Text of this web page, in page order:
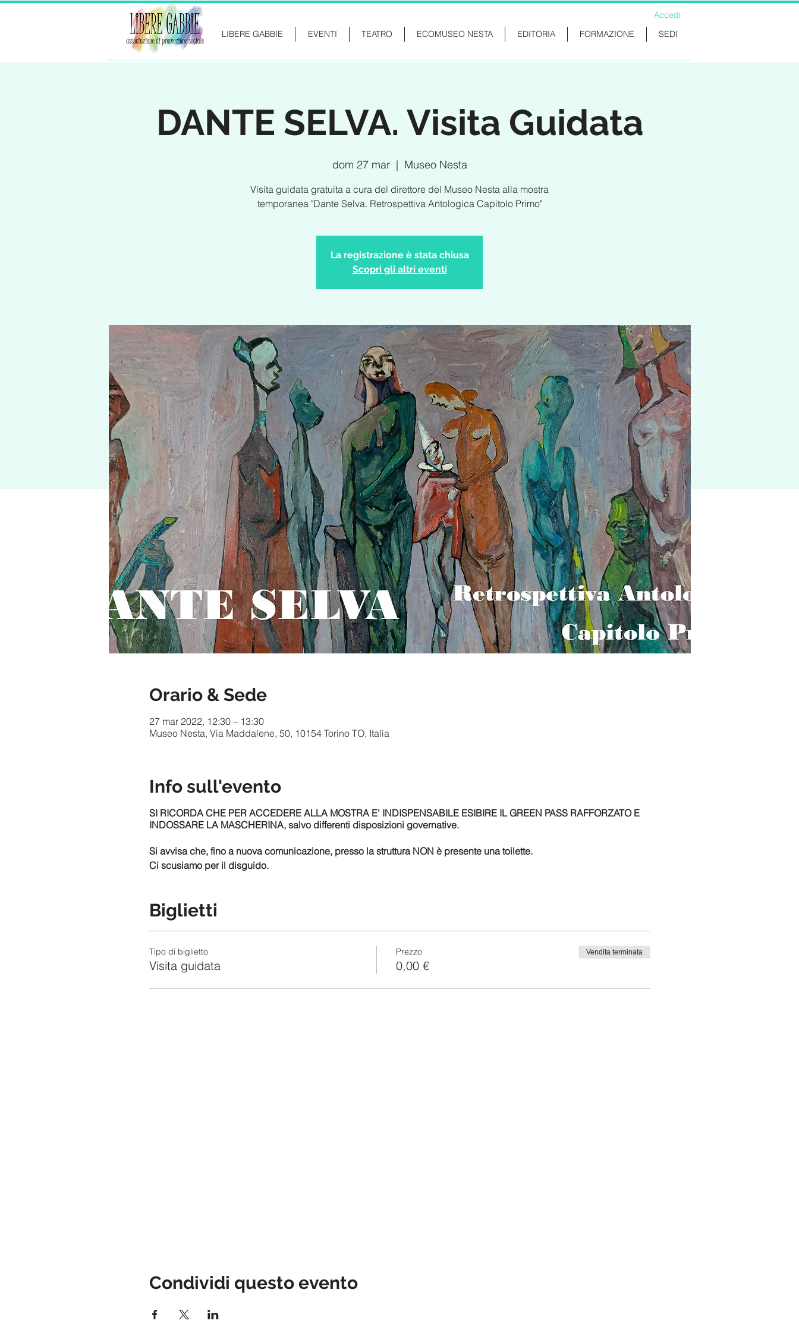
Accedi
LIBERE GABBIE
EVENTI TEATRO ECOMUSEO NESTA EDITORIA FORMAZIONE SEDI
DANTE SELVA. Visita Guidata
dom 27 mar
  |
Museo Nesta
Visita guidata gratuita a cura del direttore del Museo Nesta alla mostra
temporanea "Dante Selva. Retrospettiva Antologica Capitolo Primo"
La registrazione è stata chiusa
Scopri gli altri eventi
Orario & Sede
27 mar 2022, 12:30 – 13:30
Museo Nesta, Via Maddalene, 50, 10154 Torino TO, Italia
Info sull'evento
SI RICORDA CHE PER ACCEDERE ALLA MOSTRA E' INDISPENSABILE ESIBIRE IL GREEN PASS RAFFORZATO E
INDOSSARE LA MASCHERINA, salvo differenti disposizioni governative.
Si avvisa che, fino a nuova comunicazione, presso la struttura NON è presente una toilette.
Ci scusiamo per il disguido.
Biglietti
Tipo di biglietto
Visita guidata
Prezzo
0,00 €
Vendita terminata
Condividi questo evento